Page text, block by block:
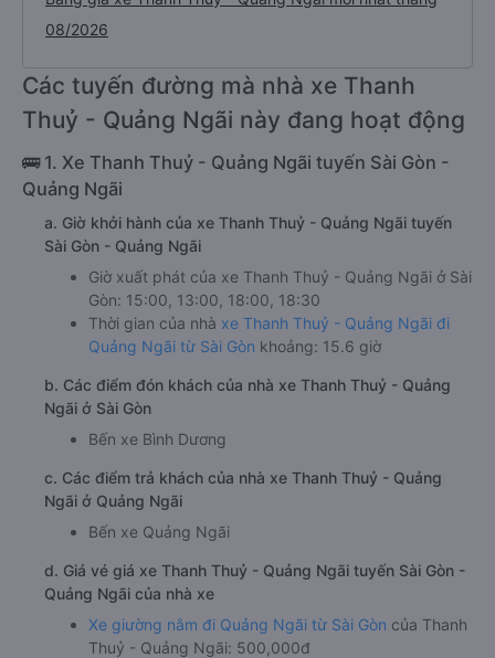
08/2026
Các tuyến đường mà nhà xe Thanh
Thuỷ - Quảng Ngãi này đang hoạt động
🚌 1. Xe Thanh Thuỷ - Quảng Ngãi tuyến Sài Gòn -
Quảng Ngãi
a. Giờ khởi hành của xe Thanh Thuỷ - Quảng Ngãi tuyến
Sài Gòn - Quảng Ngãi
Giờ xuất phát của xe Thanh Thuỷ - Quảng Ngãi ở Sài
Gòn: 15:00, 13:00, 18:00, 18:30
Thời gian của nhà xe Thanh Thuỷ - Quảng Ngãi đi
Quảng Ngãi từ Sài Gòn khoảng: 15.6 giờ
b. Các điểm đón khách của nhà xe Thanh Thuỷ - Quảng
Ngãi ở Sài Gòn
Bến xe Bình Dương
c. Các điểm trả khách của nhà xe Thanh Thuỷ - Quảng
Ngãi ở Quảng Ngãi
Bến xe Quảng Ngãi
d. Giá vé giá xe Thanh Thuỷ - Quảng Ngãi tuyến Sài Gòn -
Quảng Ngãi của nhà xe
Xe giường nằm đi Quảng Ngãi từ Sài Gòn của Thanh
Thuỷ - Quảng Ngãi: 500,000đ